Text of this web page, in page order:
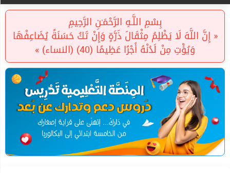
بِسْمِ اللَّـهِ الرَّحْمَـٰنِ الرَّحِيمِ
« إِنَّ اللَّهَ لَا يَظْلِمُ مِثْقَالَ ذَرَّةٍ وَإِنْ تَكُ حَسَنَةً يُضَاعِفْهَا
وَيُؤْتِ مِنْ لَدُنْهُ أَجْرًا عَظِيمًا (40) (النساء) »